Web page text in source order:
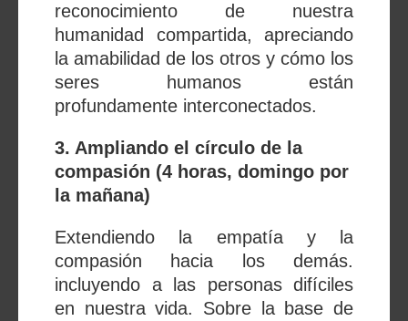
reconocimiento de nuestra
humanidad compartida, apreciando
la amabilidad de los otros y cómo los
seres humanos están
profundamente interconectados.
3. Ampliando el círculo de la
compasión (4 horas, domingo por
la mañana)
Extendiendo la empatía y la
compasión hacia los demás.
incluyendo a las personas difíciles
en nuestra vida. Sobre la base de